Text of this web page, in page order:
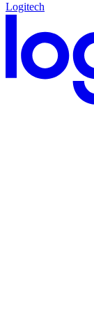
Logitech